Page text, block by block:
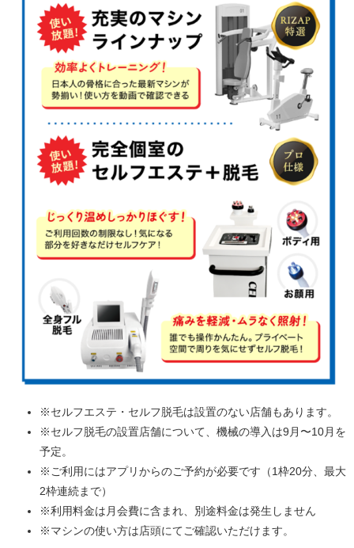
※セルフエステ・セルフ脱毛は設置のない店舗もあります。
※セルフ脱毛の設置店舗について、機械の導入は9月〜10月を
予定。
※ご利用にはアプリからのご予約が必要です（1枠20分、最大
2枠連続まで）
※利用料金は月会費に含まれ、別途料金は発生しません
※マシンの使い方は店頭にてご確認いただけます。